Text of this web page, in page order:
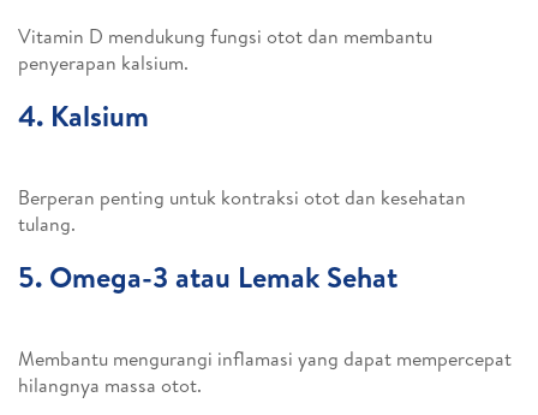
Vitamin D mendukung fungsi otot dan membantu
penyerapan kalsium.
4. Kalsium
Berperan penting untuk kontraksi otot dan kesehatan
tulang.
5. Omega-3 atau Lemak Sehat
Membantu mengurangi inflamasi yang dapat mempercepat
hilangnya massa otot.